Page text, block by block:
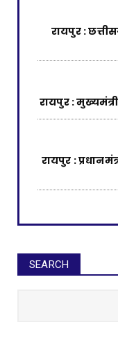
​रायपुर :
रायपुर :
रायपुर :
रायपुर :
SEARCH
रायपुर :